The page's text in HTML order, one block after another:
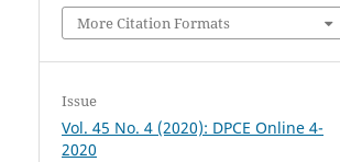
More Citation Formats
Issue
Vol. 45 No. 4 (2020): DPCE Online 4-
2020